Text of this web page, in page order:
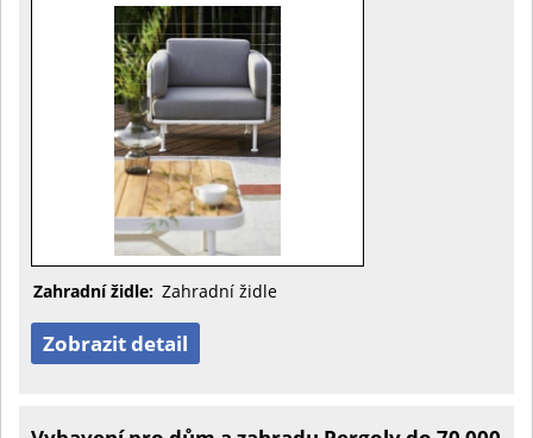
Zahradní židle: Zahradní židle
Zobrazit detail